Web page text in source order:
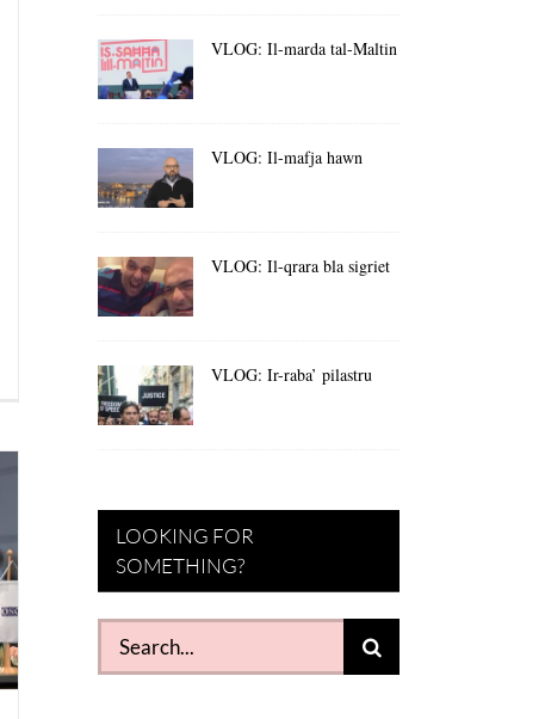
VLOG: Il-marda tal-Maltin
VLOG: Il-mafja hawn
VLOG: Il-qrara bla sigriet
VLOG: Ir-raba’ pilastru
LOOKING FOR
SOMETHING?
Search
for: